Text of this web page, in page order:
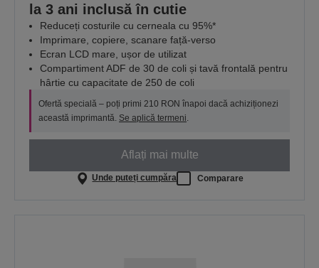
la 3 ani inclusă în cutie
Reduceți costurile cu cerneala cu 95%*
Imprimare, copiere, scanare față-verso
Ecran LCD mare, ușor de utilizat
Compartiment ADF de 30 de coli și tavă frontală pentru
hârtie cu capacitate de 250 de coli
Ofertă specială – poți primi 210 RON înapoi dacă achiziționezi
această imprimantă. Se aplică termeni
Aflați mai multe
Unde puteți cumpăra Comparare